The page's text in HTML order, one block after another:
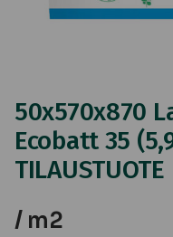
50x570x870
Ecobatt 35
TILAUSTUOTE
/ m2